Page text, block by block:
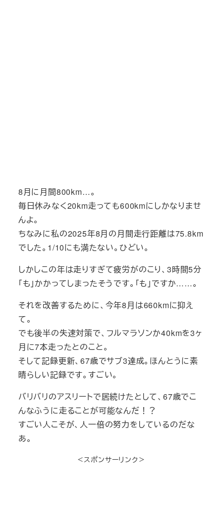
8月に月間800km…。
毎日休みなく20km走っても600kmにしかなりませ
んよ。
ちなみに私の2025年8月の月間走行距離は75.8km
でした。1/10にも満たない。ひどい。
しかしこの年は走りすぎて疲労がのこり、3時間5分
「も」かかってしまったそうです。「も」ですか……。
それを改善するために、今年8月は660kmに抑え
て。
でも後半の失速対策で、フルマラソンか40kmを3ヶ
月に7本走ったとのこと。
そして記録更新、67歳でサブ3達成。ほんとうに素
晴らしい記録です。すごい。
バリバリのアスリートで居続けたとして、67歳でこ
んなふうに走ることが可能なんだ！？
すごい人こそが、人一倍の努力をしているのだな
あ。
＜スポンサーリンク＞